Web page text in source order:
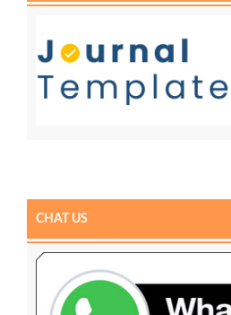
CHAT US